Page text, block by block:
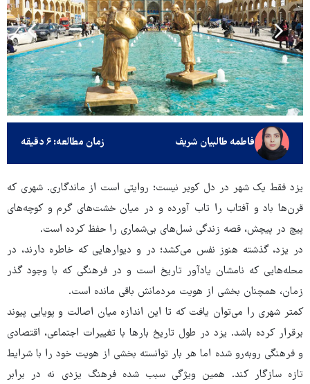
فاطمه طالبیان شریف زمان مطالعه: ۶ دقیقه
یزد فقط یک شهر در دل کویر نیست؛ روایتی است از ماندگاری. شهری که
قرن‌ها باد و آفتاب را تاب آورده و در میان خشت‌های گرم و کوچه‌های
پیچ‌ در پیچش، قصه زندگی نسل‌های بی‌شماری را حفظ کرده است.
در یزد، گذشته هنوز نفس می‌کشد؛ در و دیوارهایی که خاطره دارند، در
محله‌هایی که نامشان یادآور تاریخ است و در فرهنگی که با وجود گذر
زمان، همچنان بخشی از هویت مردمانش باقی مانده است.
کمتر شهری را می‌توان یافت که تا این اندازه میان اصالت و پویایی پیوند
برقرار کرده باشد. یزد در طول تاریخ بارها با تغییرات اجتماعی، اقتصادی
و فرهنگی روبه‌رو شده اما هر بار توانسته بخشی از هویت خود را با شرایط
تازه سازگار کند. همین ویژگی سبب شده فرهنگ یزدی نه در برابر